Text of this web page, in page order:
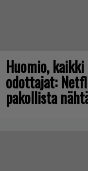
Huomio,
odottajat:
pakollista